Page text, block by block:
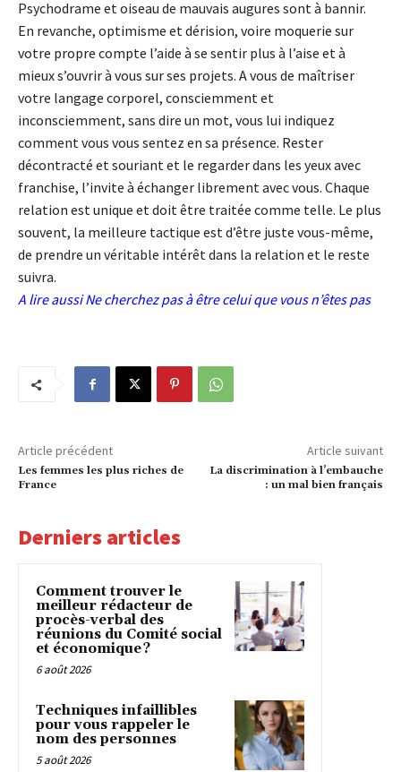
Psychodrame et oiseau de mauvais augures sont à bannir.
En revanche, optimisme et dérision, voire moquerie sur
votre propre compte l’aide à se sentir plus à l’aise et à
mieux s’ouvrir à vous sur ses projets. A vous de maîtriser
votre langage corporel, consciemment et
inconsciemment, sans dire un mot, vous lui indiquez
comment vous vous sentez en sa présence. Rester
décontracté et souriant et le regarder dans les yeux avec
franchise, l’invite à échanger librement avec vous. Chaque
relation est unique et doit être traitée comme telle. Le plus
souvent, la meilleure tactique est d’être juste vous-même,
de prendre un véritable intérêt dans la relation et le reste
suivra.
A lire aussiNe cherchez pas à être celui que vous n’êtes pas
Article précédent
Les femmes les plus riches de
France
Article suivant
La discrimination à l’embauche
: un mal bien français
Derniers articles
Comment trouver le
meilleur rédacteur de
procès-verbal des
réunions du Comité social
et économique ?
6 août 2026
Techniques infaillibles
pour vous rappeler le
nom des personnes
5 août 2026